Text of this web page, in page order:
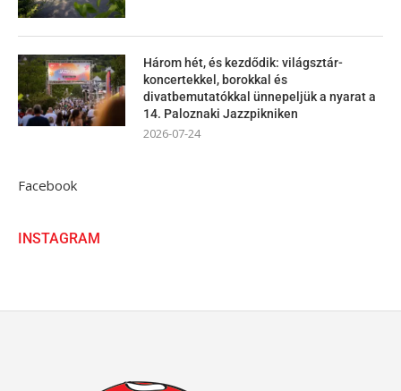
Három hét, és kezdődik: világsztár-
koncertekkel, borokkal és
divatbemutatókkal ünnepeljük a nyarat a
14. Paloznaki Jazzpikniken
2026-07-24
Facebook
INSTAGRAM